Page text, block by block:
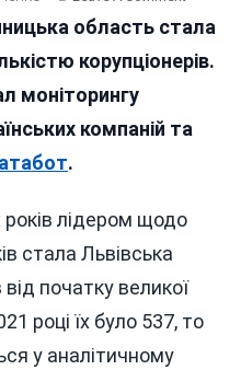
область стала
корупціонерів.
моніторингу
компаній та
.
років лідером щодо
стала Львівська
від початку великої
році їх було 537, то
у аналітичному